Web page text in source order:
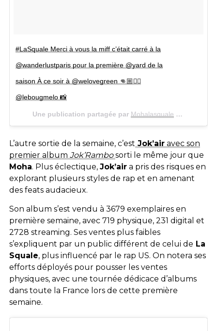
#LaSquale Merci à vous la miff c’était carré à la
@wanderlustparis pour la première @yard de la
saison À ce soir à @welovegreen 👊🏼✌🏼
@lebougmelo 📸
Une publication partagée par Mohalasquale
L’autre sortie de la semaine, c’est Jok’airavec son
premier album Jok’Rambo sorti le même jour que
Moha. Plus éclectique, Jok’aira pris des risques en
explorant plusieurs styles de rap et en amenant
des feats audacieux.
Son album s’est vendu à 3679 exemplaires en
première semaine, avec 719 physique, 231 digital et
2728 streaming. Ses ventes plus faibles
s’expliquent par un public différent de celui de La
Squale, plus influencé par le rap US. On notera ses
efforts déployés pour pousser les ventes
physiques, avec une tournée dédicace d’albums
dans toute la France lors de cette première
semaine.